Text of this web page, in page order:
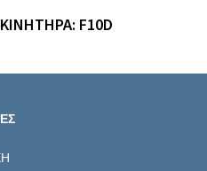
F10D